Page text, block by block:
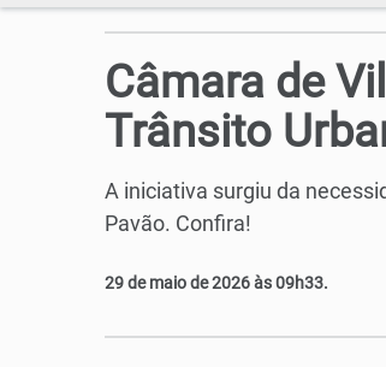
Câmara de
Trânsito
A iniciativa surgiu da
Pavão. Confira!
29 de maio de 2026 às 09h33.